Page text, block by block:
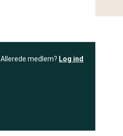
Allerede medlem? Log ind